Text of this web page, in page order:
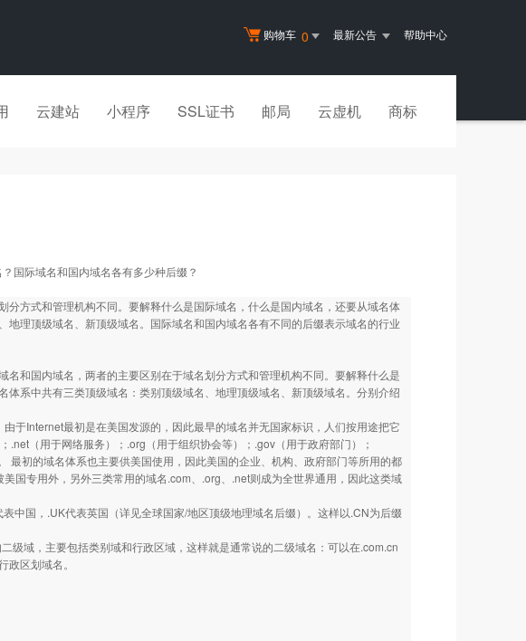
购物车 0 最新公告 帮助中心
云建站 小程序 SSL证书 邮局 云虚机 商标
国际域名和国内域名各有多少种后缀？
方式和管理机构不同。要解释什么是国际域名，什么是国内域名，还要从域名体
理顶级域名、新顶级域名。国际域名和国内域名各有不同的后缀表示域名的行业
和国内域名，两者的主要区别在于域名划分方式和管理机构不同。要解释什么是
系中共有三类顶级域名：类别顶级域名、地理顶级域名、新顶级域名。分别介绍
Internet最初是在美国发源的，因此最早的域名并无国家标识，人们按用途把它
（用于网络服务）；.org（用于组织协会等）；.gov（用于政府部门）；
最初的域名体系也主要供美国使用，因此美国的企业、机构、政府部门等所用的都
国专用外，另外三类常用的域名.com、.org、.net则成为全世界通用，因此这类域
国，.UK代表英国（详见全球国家/地区顶级地理域名后缀）。这样以.CN为后缀
域，主要包括类别域和行政区域，这样就是通常说的二级域名：可以在.com.cn
区划域名。